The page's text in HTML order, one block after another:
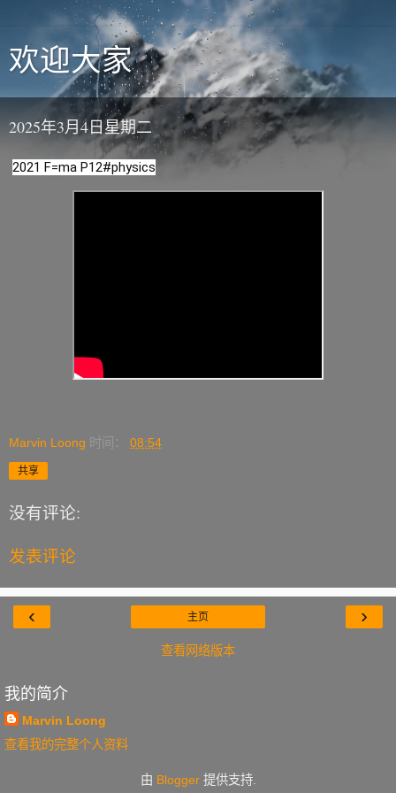
欢迎大家
2025年3月4日星期二
2021 F=ma P12#physics
Marvin Loong 时间： 08:54
共享
没有评论:
发表评论
‹ ›
主页
查看网络版本
我的简介
Marvin Loong
查看我的完整个人资料
由 Blogger提供支持.